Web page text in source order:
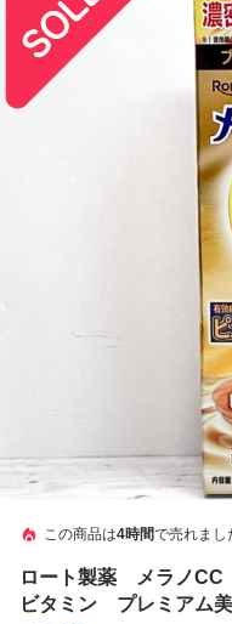
この商品は4時間で売れまし
ロート製薬 メラノ
ビタミン プレミアム